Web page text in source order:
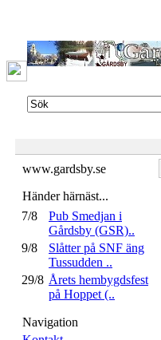
www.gardsby.se
Händer härnäst...
7/8
Pub Smedjan i
Gårdsby (GSR)..
9/8
Slåtter på SNF äng
Tussudden ..
29/8 Årets hembygdsfest
på Hoppet (..
Navigation